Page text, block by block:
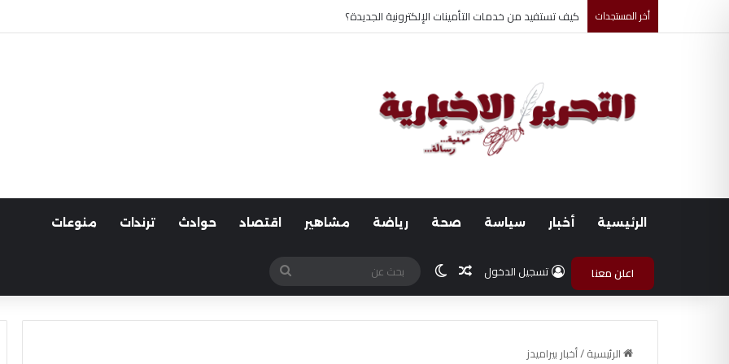
أخر المستجدات كيف تستفيد من خدمات التأمينات الإلكترونية الجديدة؟
الرئيسية أخبار سياسة صحة رياضة مشاهير اقتصاد حوادث ترندات منوعات
اعلن معنا تسجيل الدخول مقال عشوائي
الوضع المظلم
عن
الرئيسية/أخبار بيراميدز